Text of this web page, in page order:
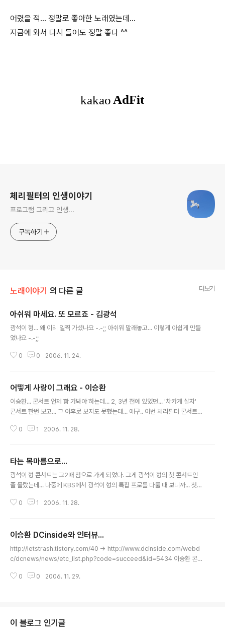
어렸을 적... 정말로 좋아한 노래였는데...
지금에 와서 다시 들어도 정말 좋다 ^^
체리필터의 인생이야기
프로그램 그리고 인생...
구독하기
노래이야기 의 다른 글 더보기
아쉬워 마세요. 또 모르죠 - 김광석
광석이 형... 왜 이리 일찍 가셨나요 -.-;; 아쉬워 말래놓고... 이렇게 아쉽게 만들
었나요 -.-;;
0 0 2006. 11. 24.
어떻게 사랑이 그래요 - 이승환
이승환... 콘서트 언제 함 가봐야 하는데... 2, 3년 전에 있었던... '차카게 살자'
콘서트 한번 보고... 그 이후로 보지도 못했는데... 에구.. 이번 체리필터 콘서트도
은데... 이승환은 하나도 안 늙었네... 이번에 나오는... 에듀코인으로 이승환 9집
0 1 2006. 11. 28.
타는 목마름으로...
광석이 형 콘서트는 고2때 첨으로 가게 되었다. 그게 광석이 형의 첫 콘서트인
줄 몰랐는데... 나중에 KBS에서 광석이 형의 특집 프로를 다룰 때 보니까... 첫
었다는 소식을 듣게 되었고... 그 이후로 한동한... 아무 말 못하고... 그대로 그냥
0 1 2006. 11. 28.
이승환 DCinside와 인터뷰...
http://letstrash.tistory.com/40 -> http://www.dcinside.com/webd
c/dcnews/news/etc_list.php?code=succeed&id=5434 이승환 콘서
0 0 2006. 11. 29.
이 블로그 인기글